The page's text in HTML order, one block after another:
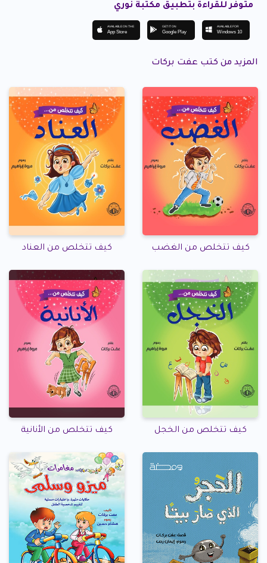
متوفر للقراءة بتطبيق مكتبة نوري
AVAILABLE ON THE
App Store
GET IT ON
Google Play
AVAILABLE FOR
Windows 10
المزيد من كتب عفت بركات
كيف تتخلص من الغضب كيف تتخلص من العناد
كيف تتخلص من الخجل كيف تتخلص من الأنانية